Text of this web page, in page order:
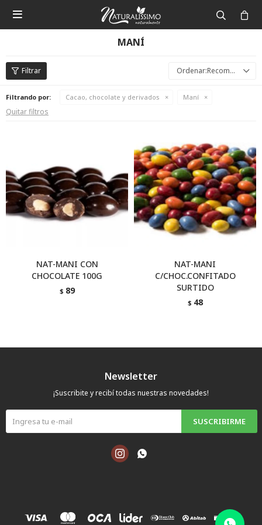

MANÍ
Recomendados
Filtrando por: Cacao, chocolate y derivados Maní
Quitar filtros
NAT-MANI CON
CHOCOLATE 100G
$ 89
NAT-MANI
C/CHOC.CONFITADO
SURTIDO
$ 48
Newsletter
¡Suscribite y recibí todas nuestras novedades!
SUSCRIBIRME
 